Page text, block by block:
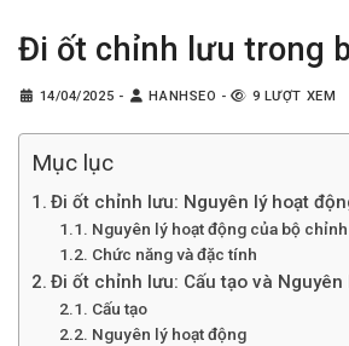
Đi ốt chỉnh lưu trong
14/04/2025 - HANHSEO - 9 LƯỢT XEM
Mục lục
Đi ốt chỉnh lưu: Nguyên lý hoạt
Nguyên lý hoạt động của bộ
Chức năng và đặc tính
Đi ốt chỉnh lưu: Cấu tạo và Nguyên
Cấu tạo
Nguyên lý hoạt động